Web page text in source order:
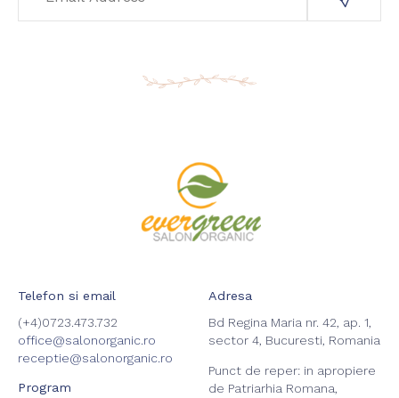
Telefon si email
(+4)0723.473.732
office@salonorganic.ro
receptie@salonorganic.ro
Program
Adresa
Bd Regina Maria nr. 42, ap. 1,
sector 4, Bucuresti, Romania
Punct de reper: in apropiere
de Patriarhia Romana,